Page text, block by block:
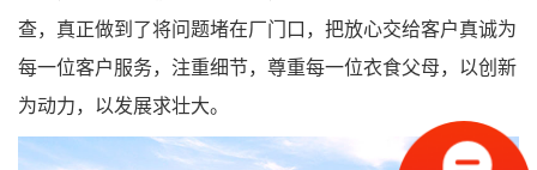
查，真正做到了将问题堵在厂门口，把放心交给客户真诚为
每一位客户服务，注重细节，尊重每一位衣食父母，以创新
为动力，以发展求壮大。